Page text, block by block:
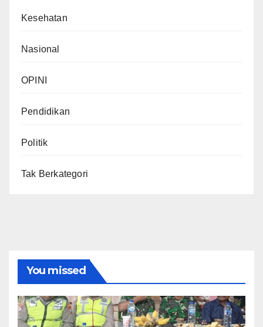
Kesehatan
Nasional
OPINI
Pendidikan
Politik
Tak Berkategori
You missed